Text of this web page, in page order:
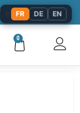
0
FR DE EN